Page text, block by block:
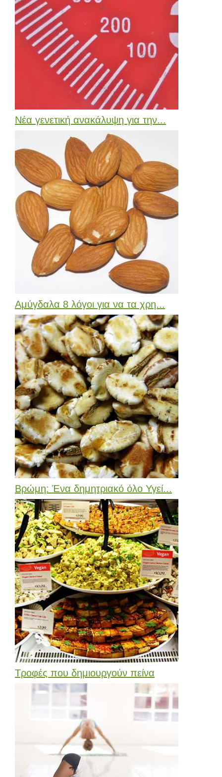
Νέα γενετική ανακάλυψη για την...
Αμύγδαλα 8 λόγοι για να τα χρη...
Βρώμη: Ένα δημητριακό όλο Υγεί...
Τροφές που δημιουργούν πείνα